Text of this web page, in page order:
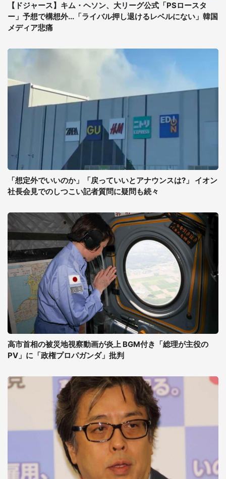
【ドジャース】キム・ヘソン、大リーグ公式「PSロースタ
ー」予想で構想外...「ライバル押し退けるレベルにない」韓国
メディア悲痛
「想定外でいいのか」「戻っていいとアナウンスは?」 イオン
社長会見でのしつこい記者質問に疑問も続々
高市首相の被災地視察動画が炎上 BGM付き「総理が主役の
PV」に「政権プロパガンダ」批判